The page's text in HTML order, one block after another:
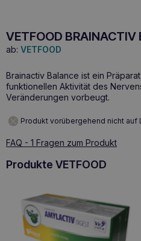
VETFOOD
ab: VETFOOD
Brainactiv Balance ist ein
funktionellen Aktivität des
Veränderungen vorbeugt.
Produkt vorübergehend nicht auf
FAQ - 1 Fragen zum Produkt
Produkte VETFOOD